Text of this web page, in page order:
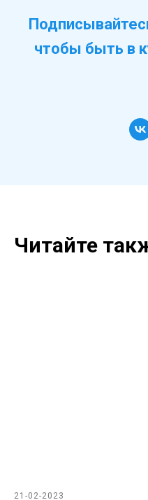
чтобы быть в
Читайте
21-02-2023